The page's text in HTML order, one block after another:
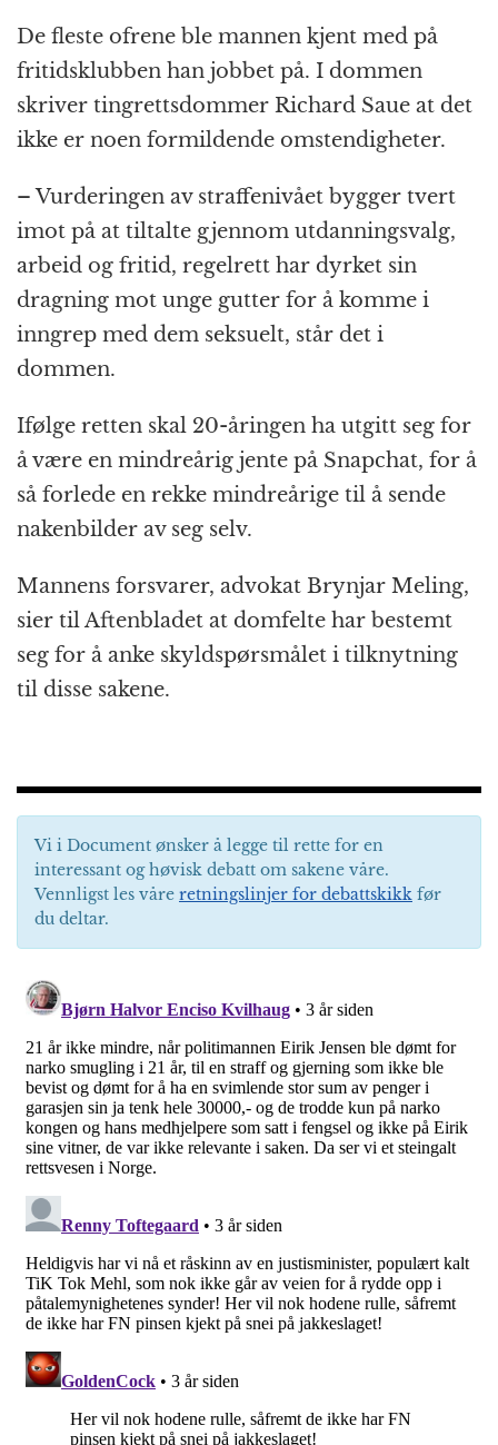
De fleste ofrene ble mannen kjent med på
fritidsklubben han jobbet på. I dommen
skriver tingrettsdommer Richard Saue at det
ikke er noen formildende omstendigheter.
– Vurderingen av straffenivået bygger tvert
imot på at tiltalte gjennom utdanningsvalg,
arbeid og fritid, regelrett har dyrket sin
dragning mot unge gutter for å komme i
inngrep med dem seksuelt, står det i
dommen.
Ifølge retten skal 20-åringen ha utgitt seg for
å være en mindreårig jente på Snapchat, for å
så forlede en rekke mindreårige til å sende
nakenbilder av seg selv.
Mannens forsvarer, advokat Brynjar Meling,
sier til Aftenbladet at domfelte har bestemt
seg for å anke skyldspørsmålet i tilknytning
til disse sakene.
Vi i Document ønsker å legge til rette for en
interessant og høvisk debatt om sakene våre.
Vennligst les våre retningslinjer for debattskikk før
du deltar.